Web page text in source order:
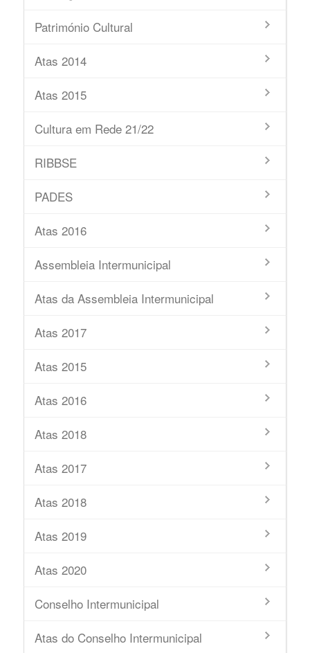
Património Cultural
Atas 2014
Atas 2015
Cultura em Rede 21/22
RIBBSE
PADES
Atas 2016
Assembleia Intermunicipal
Atas da Assembleia Intermunicipal
Atas 2017
Atas 2015
Atas 2016
Atas 2018
Atas 2017
Atas 2018
Atas 2019
Atas 2020
Conselho Intermunicipal
Atas do Conselho Intermunicipal